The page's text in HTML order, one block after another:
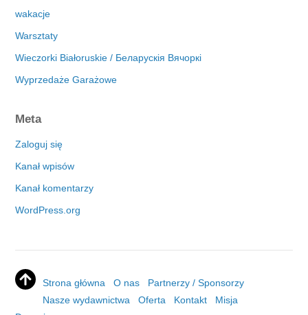
wakacje
Warsztaty
Wieczorki Białoruskie / Беларускія Вячоркі
Wyprzedaże Garażowe
Meta
Zaloguj się
Kanał wpisów
Kanał komentarzy
WordPress.org
Strona główna O nas
Partnerzy / Sponsorzy
Nasze wydawnictwa
Oferta Kontakt
Misja